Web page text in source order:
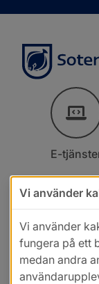
E-
Vi använder
Vi använder
fungera på ett
medan andra